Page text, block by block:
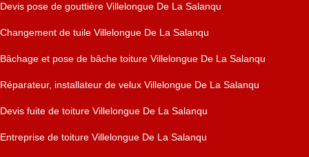
Devis pose de gouttière Villelongue De La Salanqu
Changement de tuile Villelongue De La Salanqu
Bâchage et pose de bâche toiture Villelongue De La Salanqu
Réparateur, installateur de velux Villelongue De La Salanqu
Devis fuite de toiture Villelongue De La Salanqu
Entreprise de toiture Villelongue De La Salanqu